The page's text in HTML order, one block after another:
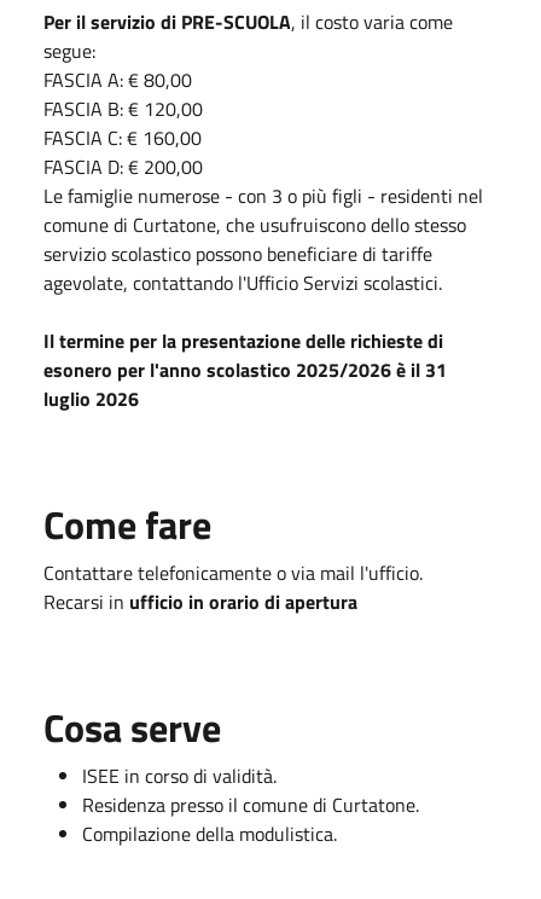
Per il servizio di PRE-SCUOLA, il costo varia come
segue:
FASCIA A: € 80,00
FASCIA B: € 120,00
FASCIA C: € 160,00
FASCIA D: € 200,00
Le famiglie numerose - con 3 o più figli - residenti nel
comune di Curtatone, che usufruiscono dello stesso
servizio scolastico possono beneficiare di tariffe
agevolate, contattando l'Ufficio Servizi scolastici.
Il termine per la presentazione delle richieste di
esonero per l'anno scolastico 2025/2026 è il 31
luglio 2026
Come fare
Contattare telefonicamente o via mail l'ufficio.
Recarsi in ufficio in orario di apertura
Cosa serve
ISEE in corso di validità.
Residenza presso il comune di Curtatone.
Compilazione della modulistica.